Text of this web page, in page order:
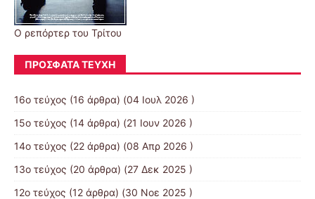
Ο ρεπόρτερ του Τρίτου
ΠΡΌΣΦΑΤΑ ΤΕΎΧΗ
16ο τεύχος (16 άρθρα) (04 Ιουλ 2026 )
15ο τεύχος (14 άρθρα) (21 Ιουν 2026 )
14ο τεύχος (22 άρθρα) (08 Απρ 2026 )
13ο τεύχος (20 άρθρα) (27 Δεκ 2025 )
12ο τεύχος (12 άρθρα) (30 Νοε 2025 )